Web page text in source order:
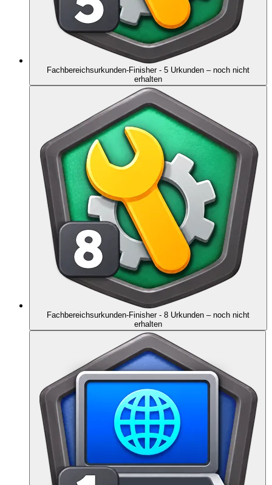
Fachbereichsurkunden-Finisher - 5 Urkunden – noch nicht
erhalten
Fachbereichsurkunden-Finisher - 8 Urkunden – noch nicht
erhalten